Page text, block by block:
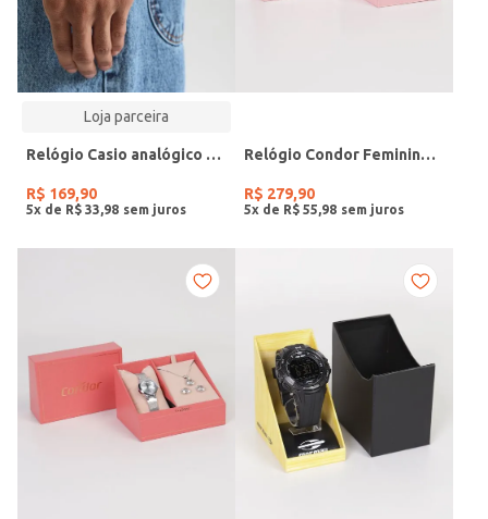
Loja parceira
Relógio Casio analógico MW-240-4BVDF-SC
R$ 169,90
5x de R$ 33 98
Relógio Condor Feminino DOURADO
R$ 279,90
5x de R$ 55 98